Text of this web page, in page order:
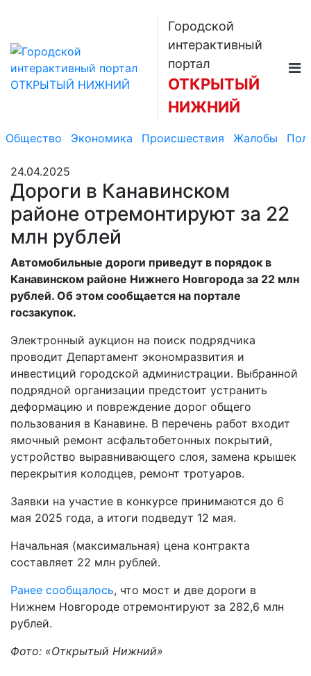
Городской
интерактивный
портал
ОТКРЫТЫЙ
НИЖНИЙ
Общество Экономика Происшествия Жалобы
24.04.2025
Дороги в Канавинском
районе отремонтируют за 22
млн рублей
Автомобильные дороги приведут в порядок в
Канавинском районе Нижнего Новгорода за 22 млн
рублей. Об этом сообщается на портале
госзакупок.
Электронный аукцион на поиск подрядчика
проводит Департамент экономразвития и
инвестиций городской администрации. Выбранной
подрядной организации предстоит устранить
деформацию и повреждение дорог общего
пользования в Канавине. В перечень работ входит
ямочный ремонт асфальтобетонных покрытий,
устройство выравнивающего слоя, замена крышек
перекрытия колодцев, ремонт тротуаров.
Заявки на участие в конкурсе принимаются до 6
мая 2025 года, а итоги подведут 12 мая.
Начальная (максимальная) цена контракта
составляет 22 млн рублей.
Ранее сообщалось, что мост и две дороги в
Нижнем Новгороде отремонтируют за 282,6 млн
рублей.
Фото: «Открытый Нижний»